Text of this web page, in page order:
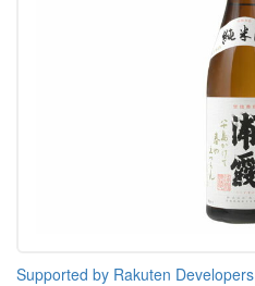
Supported by Rakuten Developers